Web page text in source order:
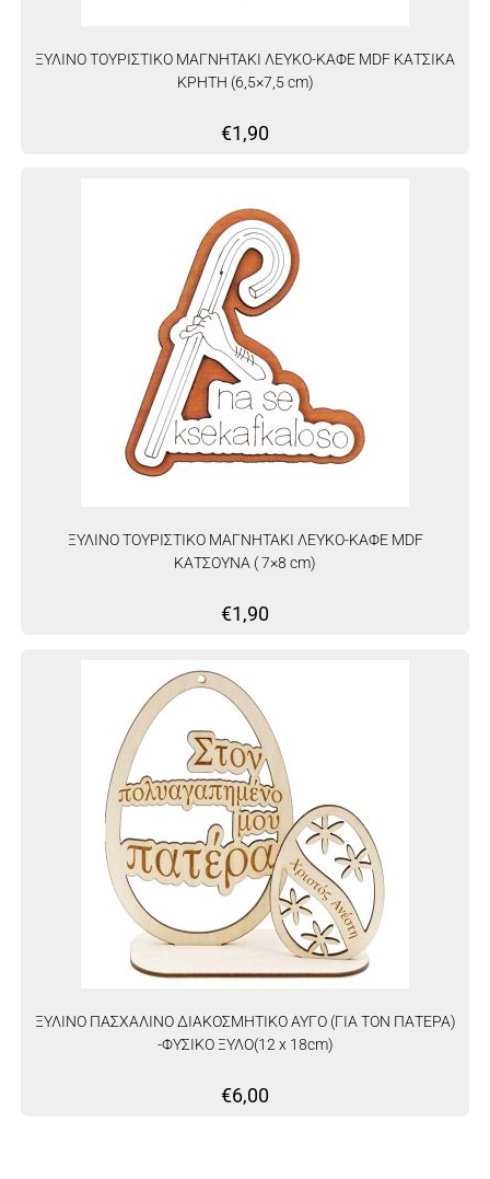
ΞΥΛΙΝΟ ΤΟΥΡΙΣΤΙΚΟ ΜΑΓΝΗΤΑΚΙ ΛΕΥΚΟ-ΚΑΦΕ MDF ΚΑΤΣΙΚΑ
ΚΡΗΤΗ (6,5×7,5 cm)
€1,90
ΞΥΛΙΝΟ ΤΟΥΡΙΣΤΙΚΟ ΜΑΓΝΗΤΑΚΙ ΛΕΥΚΟ-ΚΑΦΕ MDF
ΚΑΤΣΟΥΝΑ ( 7×8 cm)
€1,90
ΞΥΛΙΝΟ ΠΑΣΧΑΛΙΝΟ ΔΙΑΚΟΣΜΗΤΙΚΟ ΑΥΓΟ (ΓΙΑ ΤΟΝ ΠΑΤΕΡΑ)
-ΦΥΣΙΚΟ ΞΥΛΟ(12 x 18cm)
€6,00